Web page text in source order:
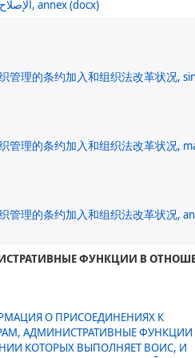
ФУНКЦИИ В